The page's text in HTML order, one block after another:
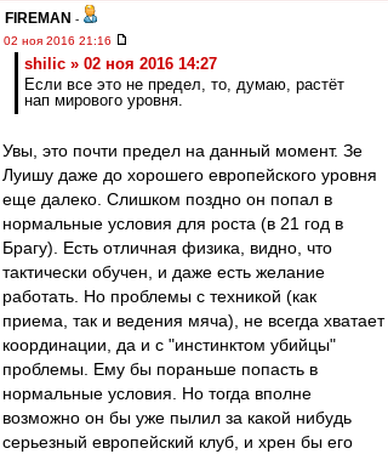
FIREMAN -
02 ноя 2016 21:16
shilic » 02 ноя 2016 14:27
Если все это не предел, то, думаю, растёт
нап мирового уровня.
Увы, это почти предел на данный момент. Зе
Луишу даже до хорошего европейского уровня
еще далеко. Слишком поздно он попал в
нормальные условия для роста (в 21 год в
Брагу). Есть отличная физика, видно, что
тактически обучен, и даже есть желание
работать. Но проблемы с техникой (как
приема, так и ведения мяча), не всегда хватает
координации, да и с "инстинктом убийцы"
проблемы. Ему бы пораньше попасть в
нормальные условия. Но тогда вполне
возможно он бы уже пылил за какой нибудь
серьезный европейский клуб, и хрен бы его